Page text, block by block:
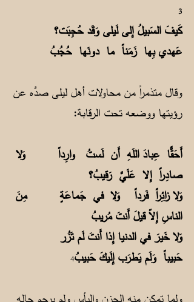
3
كَيفَ السَبيلُ إِلى لَيلى وَقَد حُجِبَت؟
عَهدي بِها زَمَناً ما دونَها حُجُبُ
وقال متذمراً من محاولات أهل ليلى صدَّه عن
رؤيتها ووضعه تحت الرقابة:
أَحَقًّا عِبادَ اللَهِ أَن لَستُ وارِداً وَلا
صادِراً إِلا عَلَيَّ رَقيبُ؟
وَلا زائِراً فَرداً وَلا في جَماعَةٍ مِنَ
الناسِ إِلاّ قيلَ أَنتَ مُريبُ
وَلا خَيرَ في الدنيا إِذا أَنتَ لَم تَزُر
حَبيباً وَلَم يَطرَب إِلَيكَ حَبيبُ4